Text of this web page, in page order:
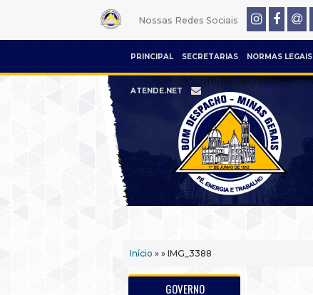
Nossas Redes Sociais
PRINCIPAL SECRETARIAS NORMAS LEGAIS
ATENDE.NET
Início » » IMG_3388
GOVERNO